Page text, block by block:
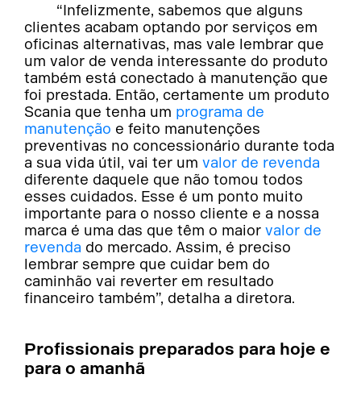
“Infelizmente, sabemos que alguns
clientes acabam optando por serviços em
oficinas alternativas, mas vale lembrar que
um valor de venda interessante do produto
também está conectado à manutenção que
foi prestada. Então, certamente um produto
Scania que tenha um programa de
manutenção e feito manutenções
preventivas no concessionário durante toda
a sua vida útil, vai ter umvalor de revenda
diferente daquele que não tomou todos
esses cuidados. Esse é um ponto muito
importante para o nosso cliente e a nossa
marca é uma das que têm o maiorvalor de
revenda do mercado. Assim, é preciso
lembrar sempre que cuidar bem do
caminhão vai reverter em resultado
financeiro também”, detalha a diretora.
Profissionais preparados para hoje e
para o amanhã